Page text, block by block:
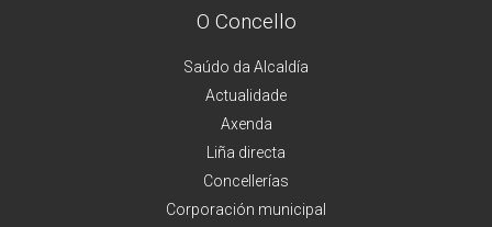
O Concello
Saúdo da Alcaldía
Actualidade
Axenda
Liña directa
Concellerías
Corporación municipal